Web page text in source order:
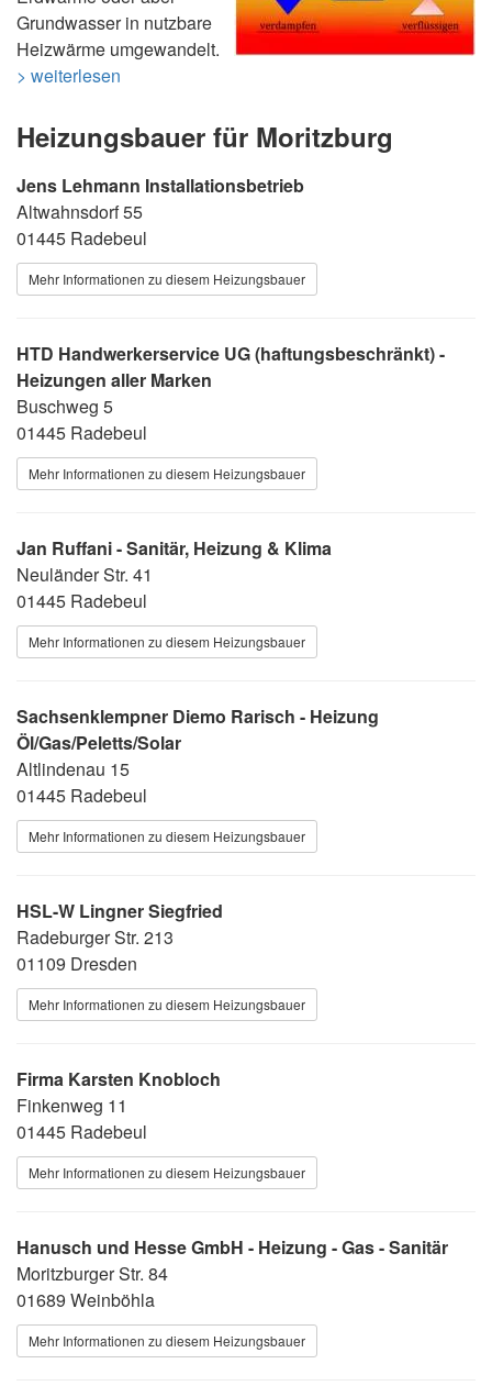
Grundwasser in nutzbare
Heizwärme umgewandelt.
> weiterlesen
Heizungsbauer für Moritzburg
Jens Lehmann Installationsbetrieb
Altwahnsdorf 55
01445 Radebeul
Mehr Informationen zu diesem Heizungsbauer
HTD Handwerkerservice UG (haftungsbeschränkt) -
Heizungen aller Marken
Buschweg 5
01445 Radebeul
Mehr Informationen zu diesem Heizungsbauer
Jan Ruffani - Sanitär, Heizung & Klima
Neuländer Str. 41
01445 Radebeul
Mehr Informationen zu diesem Heizungsbauer
Sachsenklempner Diemo Rarisch - Heizung
Öl/Gas/Peletts/Solar
Altlindenau 15
01445 Radebeul
Mehr Informationen zu diesem Heizungsbauer
HSL-W Lingner Siegfried
Radeburger Str. 213
01109 Dresden
Mehr Informationen zu diesem Heizungsbauer
Firma Karsten Knobloch
Finkenweg 11
01445 Radebeul
Mehr Informationen zu diesem Heizungsbauer
Hanusch und Hesse GmbH - Heizung - Gas - Sanitär
Moritzburger Str. 84
01689 Weinböhla
Mehr Informationen zu diesem Heizungsbauer